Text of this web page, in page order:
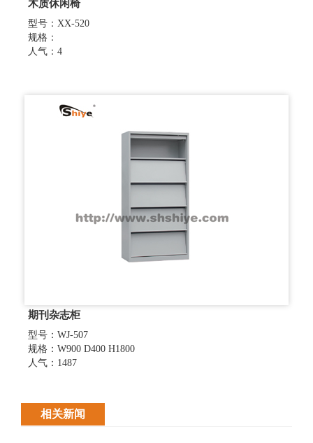
木质休闲椅
型号：XX-520
规格：
人气：4
期刊杂志柜
型号：WJ-507
规格：W900 D400 H1800
人气：1487
相关新闻